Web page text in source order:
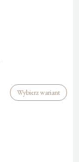
Wybierz wariant